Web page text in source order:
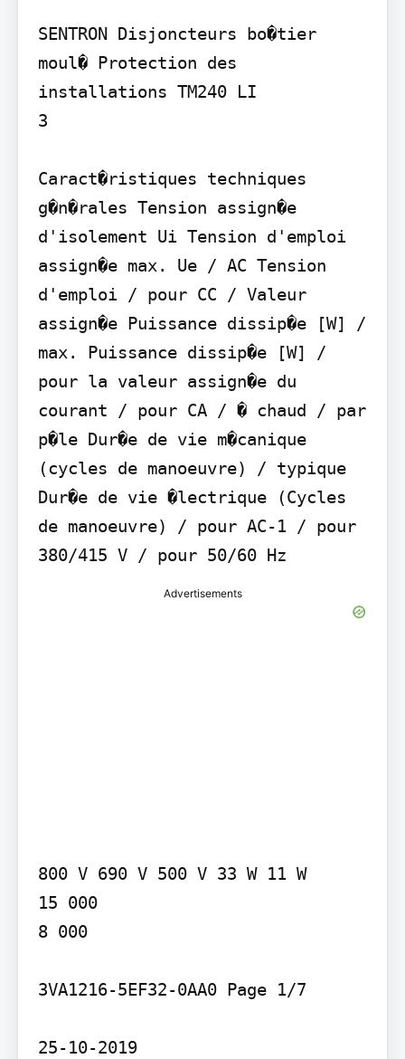
SENTRON Disjoncteurs bo�tier
moul� Protection des
installations TM240 LI
3
Caract�ristiques techniques
g�n�rales Tension assign�e
d'isolement Ui Tension d'emploi
assign�e max. Ue / AC Tension
d'emploi / pour CC / Valeur
assign�e Puissance dissip�e [W] /
max. Puissance dissip�e [W] /
pour la valeur assign�e du
courant / pour CA / � chaud / par
p�le Dur�e de vie m�canique
(cycles de manoeuvre) / typique
Dur�e de vie �lectrique (Cycles
de manoeuvre) / pour AC-1 / pour
380/415 V / pour 50/60 Hz
Advertisements
800 V 690 V 500 V 33 W 11 W
15 000
8 000
3VA1216-5EF32-0AA0 Page 1/7
25-10-2019